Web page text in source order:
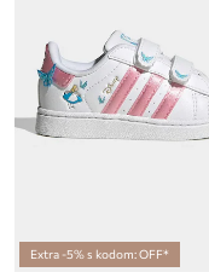
Extra -5% s kodom: OFF*